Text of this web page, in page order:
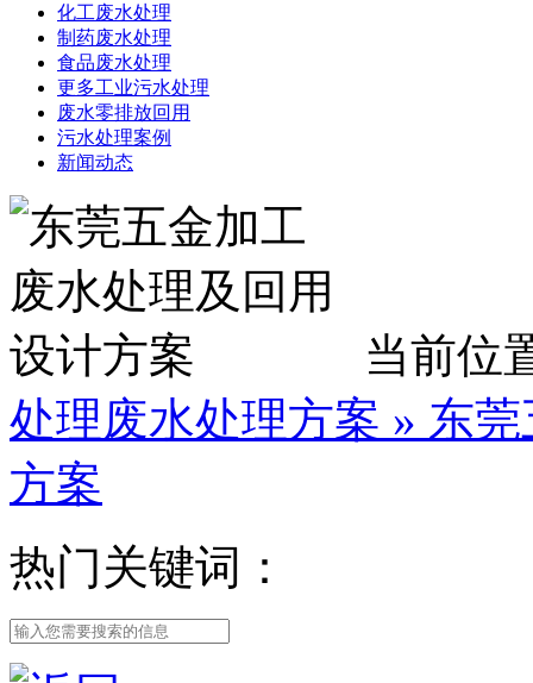
化工废水处理
制药废水处理
食品废水处理
更多工业污水处理
废水零排放回用
污水处理案例
新闻动态
当前位
处理废水处理方案 » 东
方案
热门关键词：